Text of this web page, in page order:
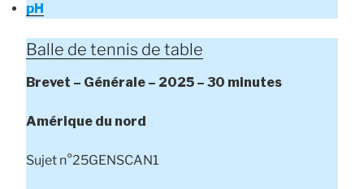
pH
Balle de tennis de table
Brevet – Générale – 2025 – 30 minutes
Amérique du nord
Sujet n°25GENSCAN1